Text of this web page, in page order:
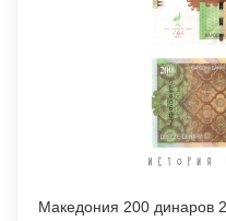
Македония 200 динаров